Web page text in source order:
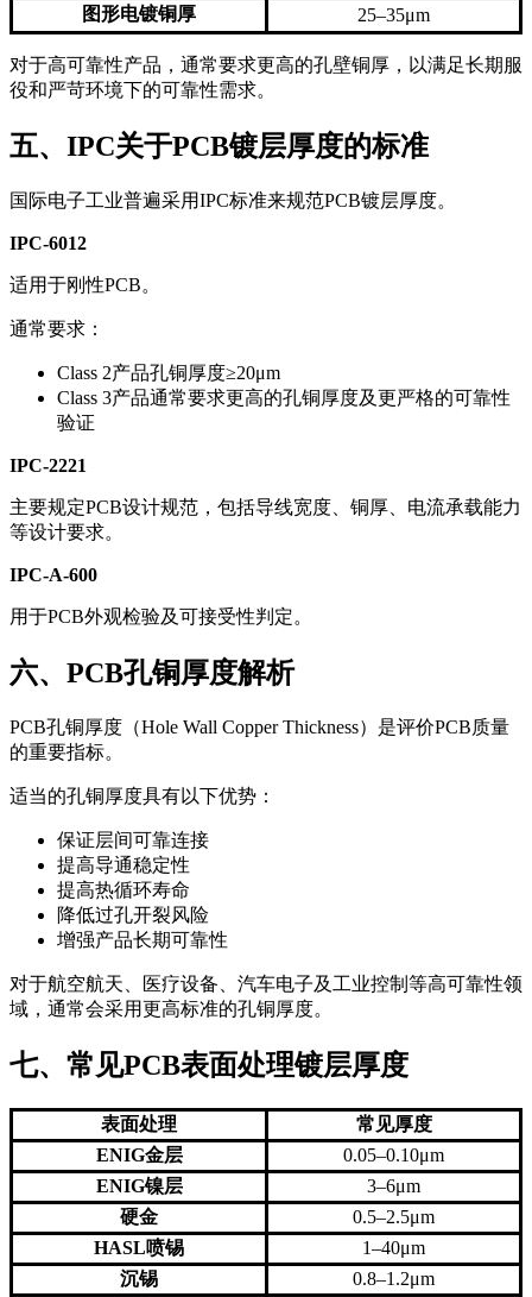
图形电镀铜厚
25–35μm
对于高可靠性产品，通常要求更高的孔壁铜厚，以满足长期服
役和严苛环境下的可靠性需求。
五、IPC关于PCB镀层厚度的标准
国际电子工业普遍采用IPC标准来规范PCB镀层厚度。
IPC-6012
适用于刚性PCB。
通常要求：
Class 2产品孔铜厚度≥20μm
Class 3产品通常要求更高的孔铜厚度及更严格的可靠性
验证
IPC-2221
主要规定PCB设计规范，包括导线宽度、铜厚、电流承载能力
等设计要求。
IPC-A-600
用于PCB外观检验及可接受性判定。
六、PCB孔铜厚度解析
PCB孔铜厚度（Hole Wall Copper Thickness）是评价PCB质量
的重要指标。
适当的孔铜厚度具有以下优势：
保证层间可靠连接
提高导通稳定性
提高热循环寿命
降低过孔开裂风险
增强产品长期可靠性
对于航空航天、医疗设备、汽车电子及工业控制等高可靠性领
域，通常会采用更高标准的孔铜厚度。
七、常见PCB表面处理镀层厚度
表面处理
常见厚度
ENIG金层
0.05–0.10μm
ENIG镍层
3–6μm
硬金
0.5–2.5μm
HASL喷锡
1–40μm
沉锡
0.8–1.2μm